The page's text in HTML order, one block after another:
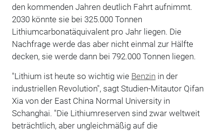
den kommenden Jahren deutlich Fahrt aufnimmt.
2030 könnte sie bei 325.000 Tonnen
Lithiumcarbonatäquivalent pro Jahr liegen. Die
Nachfrage werde das aber nicht einmal zur Hälfte
decken, sie werde dann bei 792.000 Tonnen liegen.
"Lithium ist heute so wichtig wie Benzin in der
industriellen Revolution", sagt Studien-Mitautor Qifan
Xia von der East China Normal University in
Schanghai. "Die Lithiumreserven sind zwar weltweit
beträchtlich, aber ungleichmäßig auf die